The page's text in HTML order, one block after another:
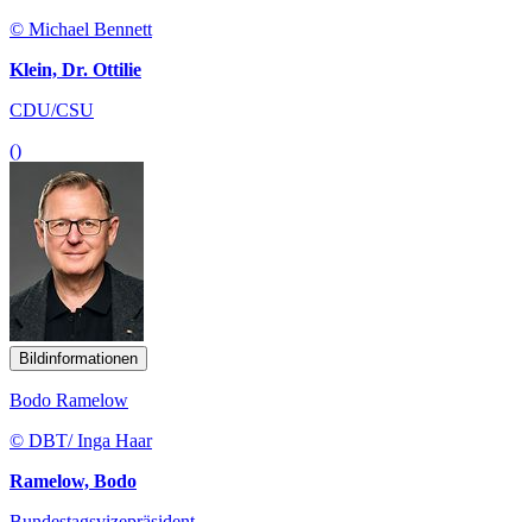
© Michael Bennett
Klein, Dr. Ottilie
CDU/CSU
()
Bildinformationen
Bodo Ramelow
© DBT/ Inga Haar
Ramelow, Bodo